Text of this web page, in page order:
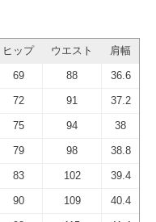
ヒップ ウエスト 肩幅
69 88 36.6
72 91 37.2
75 94 38
79 98 38.8
83 102 39.4
90 109 40.4